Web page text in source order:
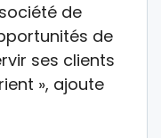
de
de
ses clients
», ajoute